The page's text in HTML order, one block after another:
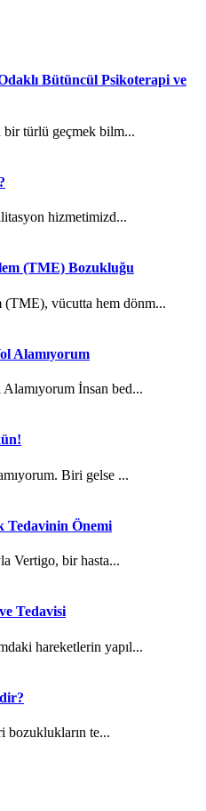
Bütüncül Psikoterapi ve
bir türlü geçmek bilm...
hizmetimizd...
(TME) Bozukluğu
(TME), vücutta hem dönm...
Alamıyorum
İnsan bed...
Biri gelse ...
Tedavinin Önemi
Vertigo, bir hasta...
Tedavisi
hareketlerin yapıl...
bozuklukların te...